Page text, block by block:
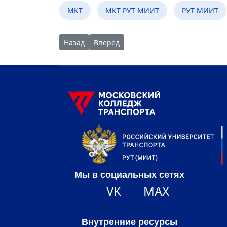
МКТ МКТ РУТ МИИТ РУТ МИИТ
Предыдущий: Школьники на мастер-классе в
Назад Следующий: 80-летию битвы под
Вперед
Мы в социальных сетях
VK MAX
Внутренние ресурсы